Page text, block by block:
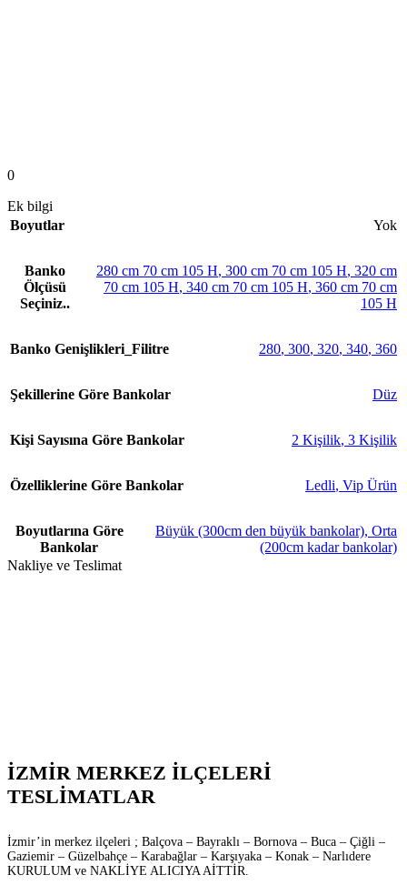
0
Ek bilgi
Boyutlar
Yok
Banko
Ölçüsü
Seçiniz..
280 cm 70 cm 105 H, 300 cm 70 cm 105 H, 320 cm
70 cm 105 H, 340 cm 70 cm 105 H, 360 cm 70 cm
105 H
Banko Genişlikleri_Filitre 280, 300, 320, 340, 360
Şekillerine Göre Bankolar Düz
Kişi Sayısına Göre Bankolar 2 Kişilik, 3 Kişilik
Özelliklerine Göre Bankolar Ledli, Vip Ürün
Boyutlarına Göre
Bankolar
Büyük (300cm den büyük bankolar), Orta
(200cm kadar bankolar)
Nakliye ve Teslimat
İZMİR MERKEZ İLÇELERİ
TESLİMATLAR
İzmir’in merkez ilçeleri ; Balçova – Bayraklı – Bornova – Buca – Çiğli –
Gaziemir – Güzelbahçe – Karabağlar – Karşıyaka – Konak – Narlıdere
KURULUM ve NAKLİYE ALICIYA AİTTİR.